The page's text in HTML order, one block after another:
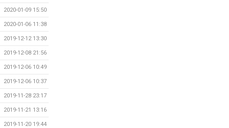
2020-01-09 15:50
2020-01-06 11:38
2019-12-12 13:30
2019-12-08 21:56
2019-12-06 10:49
2019-12-06 10:37
2019-11-28 23:17
2019-11-21 13:16
2019-11-20 19:44